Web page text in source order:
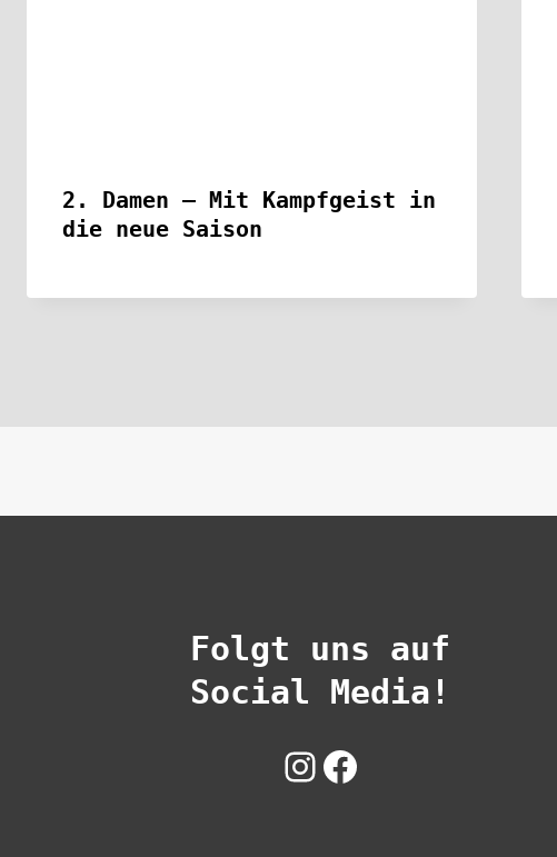
2. Damen – Mit Kampfgeist in
die neue Saison
Folgt uns auf
Social Media!
Instagram
Facebook